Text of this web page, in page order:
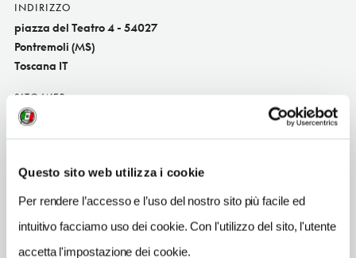
Questo sito web utilizza i cookie
Per rendere l’accesso e l’uso del nostro sito più facile ed
intuitivo facciamo uso dei cookie. Con l'utilizzo del sito, l'utente
accetta l'impostazione dei cookie.
INDIRIZZO
piazza del Teatro 4 - 54027
Pontremoli (MS)
Toscana IT
SITO WEB
www.caveaudelteatro.it
info@caveaudelteatro.it
TELEFONO
0187833328
TIPO DI CUCINA